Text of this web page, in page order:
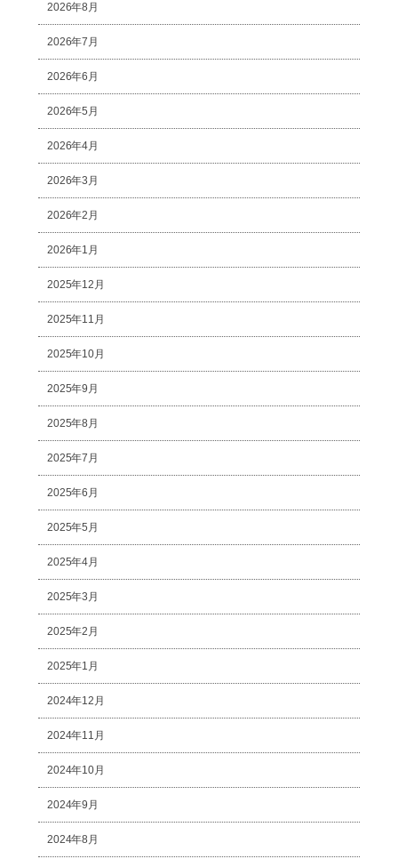
2026年8月
2026年7月
2026年6月
2026年5月
2026年4月
2026年3月
2026年2月
2026年1月
2025年12月
2025年11月
2025年10月
2025年9月
2025年8月
2025年7月
2025年6月
2025年5月
2025年4月
2025年3月
2025年2月
2025年1月
2024年12月
2024年11月
2024年10月
2024年9月
2024年8月